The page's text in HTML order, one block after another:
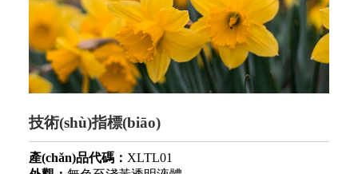
技術(shù)指標(biāo)
產(chǎn)品代碼： XLTL01